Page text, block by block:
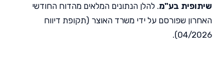
שיתופית בע"מ. להלן הנתונים המלאים מהדוח החודשי
האחרון שפורסם על ידי משרד האוצר (תקופת דיווח
04/2026).